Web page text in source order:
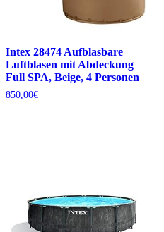
Intex 28474 Aufblasbare
Luftblasen mit Abdeckung
Full SPA, Beige, 4 Personen
850,00€